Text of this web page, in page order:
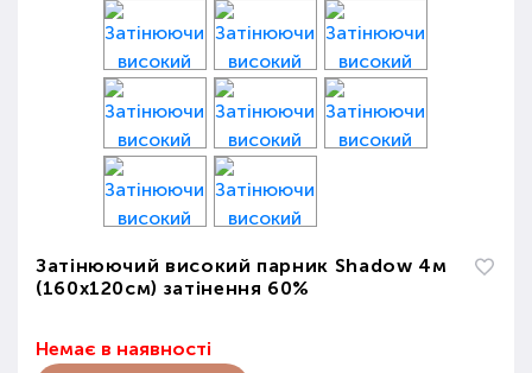
Затінюючий високий парник Shadow 4м
(160х120см) затінення 60%
Немає в наявності